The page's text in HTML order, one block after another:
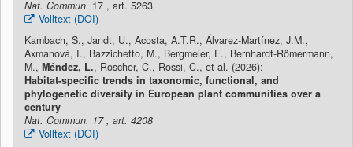
Nat. Commun. 17 , art. 5263
Volltext (DOI)
Kambach, S., Jandt, U., Acosta, A.T.R., Álvarez-Martínez, J.M.,
Axmanová, I., Bazzichetto, M., Bergmeier, E., Bernhardt-Römermann,
M., Méndez, L., Roscher, C., Rossi, C., et al. (2026):
Habitat-specific trends in taxonomic, functional, and
phylogenetic diversity in European plant communities over a
century
Nat. Commun. 17 , art. 4208
Volltext (DOI)